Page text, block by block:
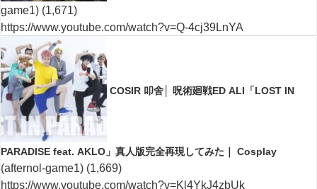
game1) (1,671)
https://www.youtube.com/watch?v=Q-4cj39LnYA
COSIR 叩舍│ 呪術廻戦ED ALI「LOST IN
PARADISE feat. AKLO」真人版完全再現してみた｜ Cosplay
(afternol-game1) (1,669)
https://www.youtube.com/watch?v=Kl4YkJ4zbUk